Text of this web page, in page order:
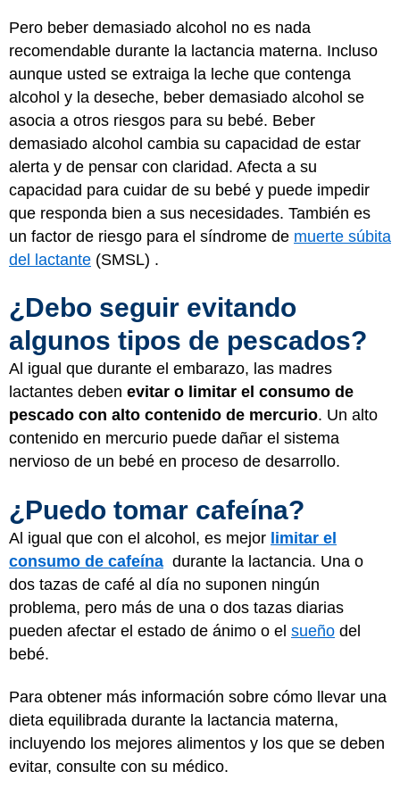
Pero beber demasiado alcohol no es nada
recomendable durante la lactancia materna. Incluso
aunque usted se extraiga la leche que contenga
alcohol y la deseche, beber demasiado alcohol se
asocia a otros riesgos para su bebé. Beber
demasiado alcohol cambia su capacidad de estar
alerta y de pensar con claridad. Afecta a su
capacidad para cuidar de su bebé y puede impedir
que responda bien a sus necesidades. También es
un factor de riesgo para el síndrome de muerte súbita
del lactante (SMSL) .
¿Debo seguir evitando
algunos tipos de pescados?
Al igual que durante el embarazo, las madres
lactantes deben evitar o limitar el consumo de
pescado con alto contenido de mercurio. Un alto
contenido en mercurio puede dañar el sistema
nervioso de un bebé en proceso de desarrollo.
¿Puedo tomar cafeína?
Al igual que con el alcohol, es mejor limitar el
consumo de cafeína durante la lactancia. Una o
dos tazas de café al día no suponen ningún
problema, pero más de una o dos tazas diarias
pueden afectar el estado de ánimo o el sueño del
bebé.
Para obtener más información sobre cómo llevar una
dieta equilibrada durante la lactancia materna,
incluyendo los mejores alimentos y los que se deben
evitar, consulte con su médico.